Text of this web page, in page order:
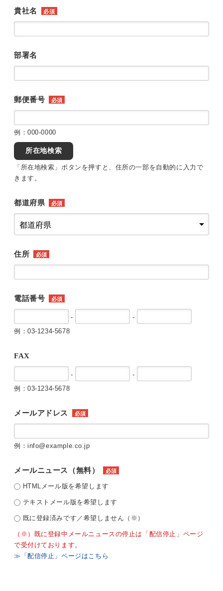
貴社名 必須
部署名
郵便番号 必須
例：000-0000
所在地検索
「所在地検索」ボタンを押すと、住所の一部を自動的に入力で
きます。
都道府県 必須
住所 必須
電話番号 必須
-
-
例：03-1234-5678
FAX
-
-
例：03-1234-5678
メールアドレス 必須
例：info@example.co.jp
メールニュース（無料） 必須
HTMLメール版を希望します
テキストメール版を希望します
既に登録済みです／希望しません（※）
（※）既に登録中メールニュースの停止は「配信停止」ページ
で受付けております。
≫「配信停止」ページはこちら